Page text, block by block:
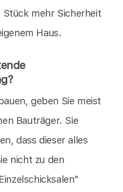
mehr Sicherheit
Haus.
geben Sie meist
Bauträger. Sie
dass dieser alles
nicht zu den